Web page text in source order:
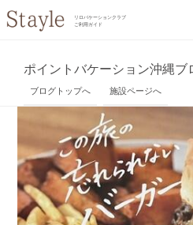
リロバケーションクラブ
ご利用ガイド
ポイントバケーション沖縄ブ
ブログトップへ 施設ページへ